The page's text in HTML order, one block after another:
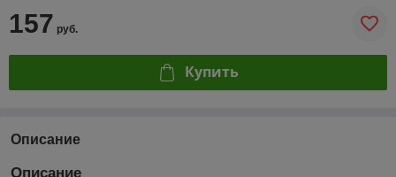
157 руб.
Купить
Описание
Описание